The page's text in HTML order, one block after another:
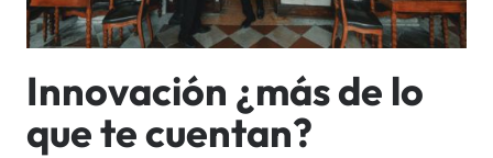
Innovación ¿más de lo
que te cuentan?